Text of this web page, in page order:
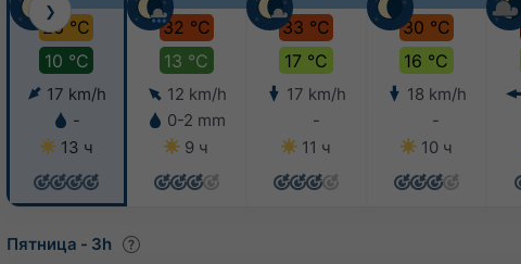
26 °C
10 °C
17 km/h
-
13 ч
32 °C
13 °C
12 km/h
0-2 mm
9 ч
33 °C
17 °C
17 km/h
-
11 ч
30 °C
16 °C
18 km/h
-
10 ч
❯
Пятница - 3h